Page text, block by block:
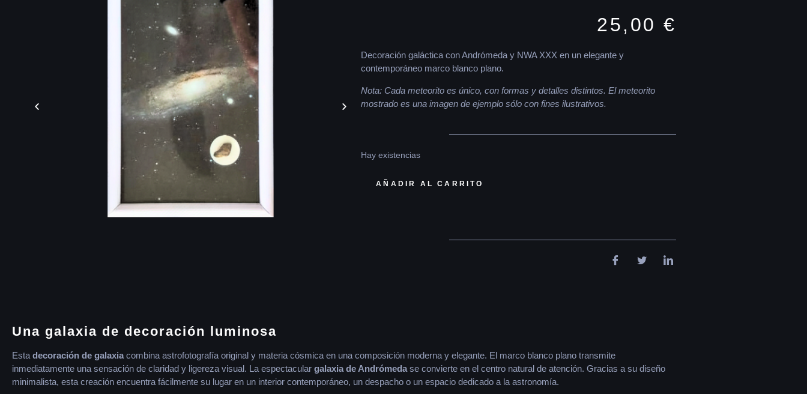
25,00 €
Decoración galáctica con Andrómeda y NWA XXX en un elegante y
contemporáneo marco blanco plano.
Nota: Cada meteorito es único, con formas y detalles distintos. El meteorito
mostrado es una imagen de ejemplo sólo con fines ilustrativos.
Hay existencias
AÑADIR AL CARRITO
Una galaxia de decoración luminosa
Esta decoración de galaxia combina astrofotografía original y materia cósmica en una composición moderna y elegante. El marco blanco plano transmite
inmediatamente una sensación de claridad y ligereza visual. La espectacular galaxia de Andrómeda se convierte en el centro natural de atención. Gracias a su diseño
minimalista, esta creación encuentra fácilmente su lugar en un interior contemporáneo, un despacho o un espacio dedicado a la astronomía.